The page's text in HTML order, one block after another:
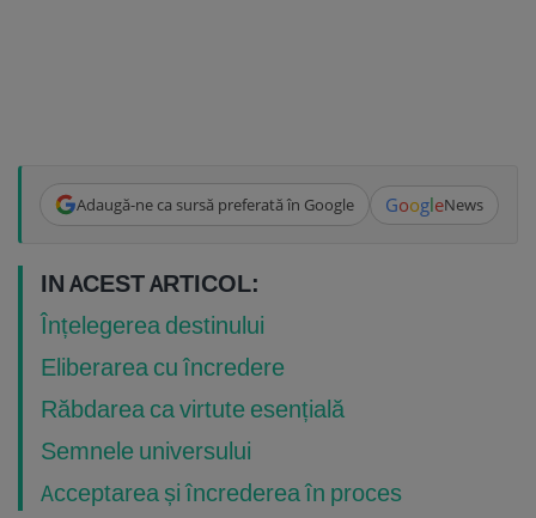
Adaugă-ne ca sursă preferată în Google GoogleNews
IN ACEST ARTICOL:
Înțelegerea destinului
Eliberarea cu încredere
Răbdarea ca virtute esențială
Semnele universului
Acceptarea și încrederea în proces